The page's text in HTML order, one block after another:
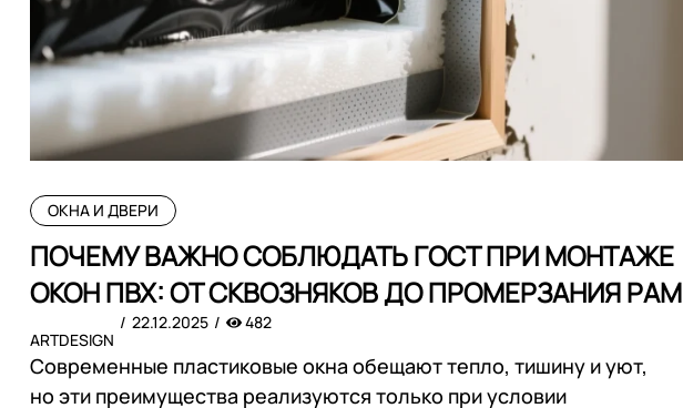
ОКНА И ДВЕРИ
ПОЧЕМУ ВАЖНО СОБЛЮДАТЬ ГОСТ ПРИ МОНТАЖЕ
ОКОН ПВХ: ОТ СКВОЗНЯКОВ ДО ПРОМЕРЗАНИЯ РАМ
ARTDESIGN
22.12.2025 482
Современные пластиковые окна обещают тепло, тишину и уют,
но эти преимущества реализуются только при условии